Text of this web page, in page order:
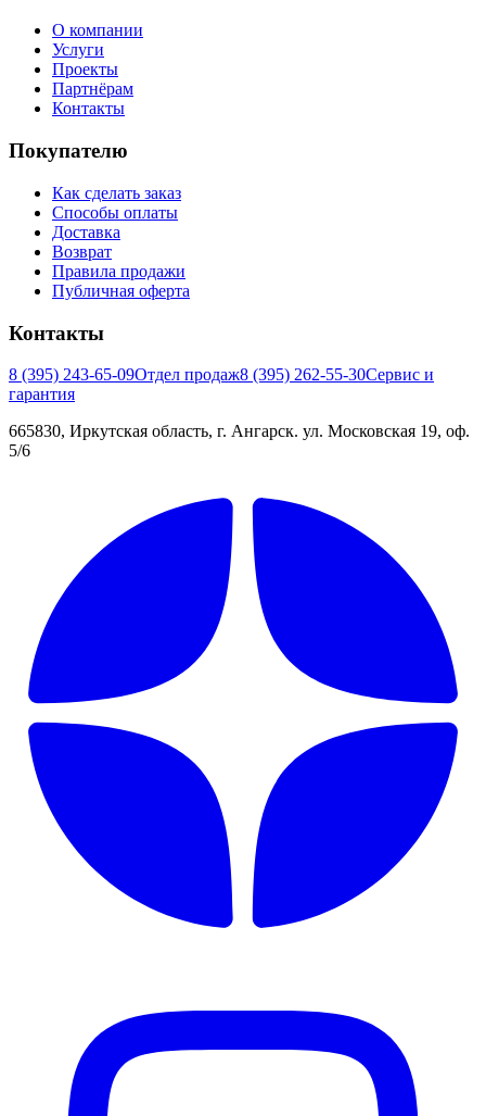
О компании
Услуги
Проекты
Партнёрам
Контакты
Покупателю
Как сделать заказ
Способы оплаты
Доставка
Возврат
Правила продажи
Публичная оферта
Контакты
8 (395) 243-65-09Отдел продаж8 (395) 262-55-30Сервис и
гарантия
665830, Иркутская область, г. Ангарск. ул. Московская 19, оф.
5/6